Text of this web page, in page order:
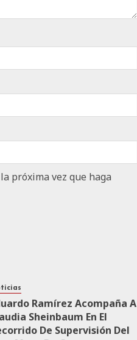
próxima vez que haga
Ramírez Acompaña A
Sheinbaum En El
De Supervisión Del